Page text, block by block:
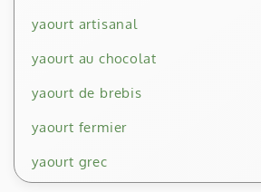
yaourt artisanal
yaourt au chocolat
yaourt de brebis
yaourt fermier
yaourt grec